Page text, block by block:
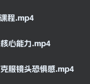
程.mp4
心能力.mp4
服镜头恐惧感.mp4